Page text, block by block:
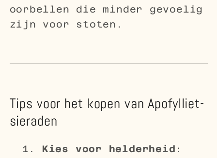
oorbellen die minder gevoelig
zijn voor stoten.
Tips voor het kopen van Apofylliet-
sieraden
Kies voor helderheid :